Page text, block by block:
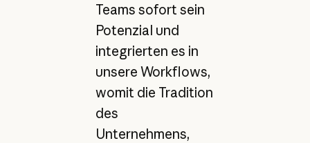
Teams sofort sein
Potenzial und
integrierten es in
unsere Workflows,
womit die Tradition
des
Unternehmens,